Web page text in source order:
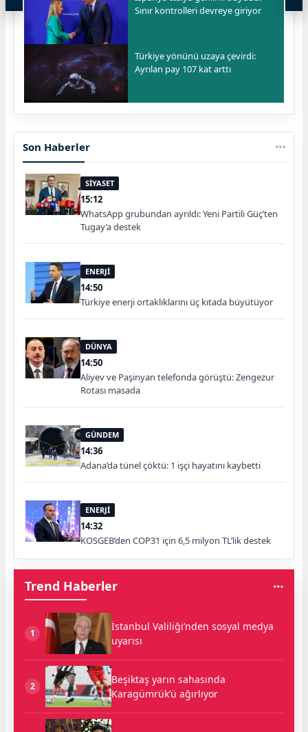
Sınır kontrolleri devreye giriyor
Türkiye yönünü uzaya çevirdi:
Ayrılan pay 107 kat arttı
Son Haberler
SİYASET
15:12
WhatsApp grubundan ayrıldı: Yeni Partili Güç’ten
Tugay’a destek
ENERJİ
14:50
Türkiye enerji ortaklıklarını üç kıtada büyütüyor
DÜNYA
14:50
Aliyev ve Paşinyan telefonda görüştü: Zengezur
Rotası masada
GÜNDEM
14:36
Adana’da tünel çöktü: 1 işçi hayatını kaybetti
ENERJİ
14:32
KOSGEB’den COP31 için 6,5 milyon TL’lik destek
Trend Haberler
1
İstanbul Valiliği’nden sosyal medya
uyarısı
2
Beşiktaş yarın sahasında
Karagümrük’ü ağırlıyor